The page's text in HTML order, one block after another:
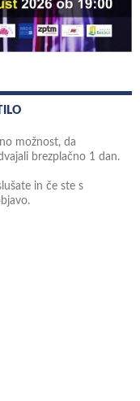
možnost, da
brezplačno 1 dan.
in če ste s